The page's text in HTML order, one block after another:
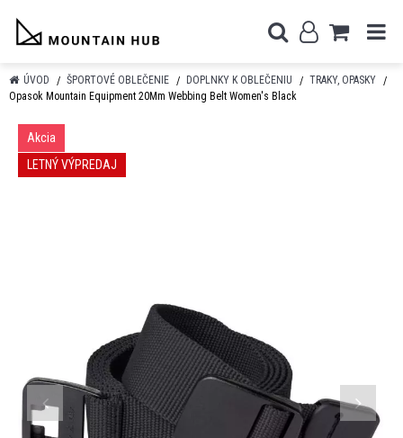
ÚVOD ŠPORTOVÉ OBLEČENIE DOPLNKY K OBLEČENIU
TRAKY, OPASKY
Opasok Mountain Equipment 20Mm Webbing Belt Women's Black
Akcia
LETNÝ VÝPREDAJ